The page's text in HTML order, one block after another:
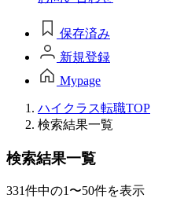
保存済み
新規登録
Mypage
ハイクラス転職TOP
検索結果一覧
検索結果一覧
331件中の1〜50件を表示